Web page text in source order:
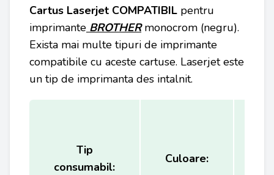
Cartus Laserjet COMPATIBIL pentru
imprimante BROTHERmonocrom (negru).
Exista mai multe tipuri de imprimante
compatibile cu aceste cartuse. Laserjet este
un tip de imprimanta des intalnit.
Tip
consumabil:
Culoare: